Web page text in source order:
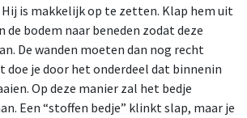
is makkelijk op te zetten. Klap hem uit
de bodem naar beneden zodat deze
De wanden moeten dan nog recht
doe je door het onderdeel dat binnenin
Op deze manier zal het bedje
Een “stoffen bedje” klinkt slap, maar je